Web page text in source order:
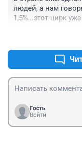
людей, а нам
1,5%...этот цирк
Гость
Войти